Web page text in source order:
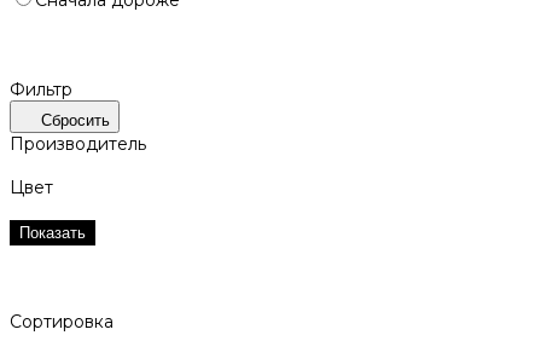
Фильтр
Сбросить
Производитель
Цвет
Показать
Сортировка